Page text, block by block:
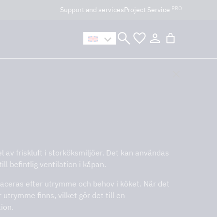
håller öppet som vanligt.Support and servicesProject Service PRO
friskluft i storköksmiljöer. Det kan användas
befintlig ventilation i kåpan.
efter utrymme och behov i köket. När det
finns, vilket gör det till en